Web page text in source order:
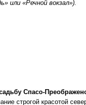
или «Речной вокзал»).
Спасо-
строгой красотой